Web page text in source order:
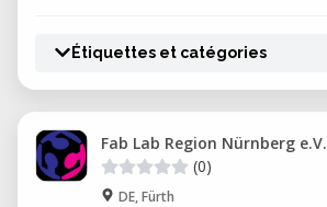
Étiquettes et catégories
Fab Lab Region Nürnberg e.V.
(0)
DE, Fürth